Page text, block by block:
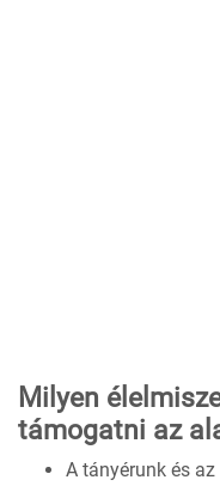
Milyen
támogatni az
A tányérunk és